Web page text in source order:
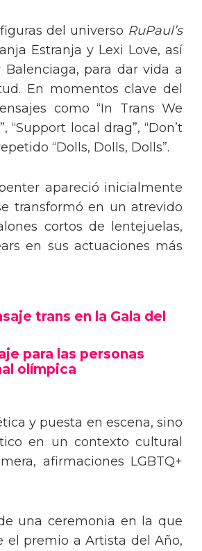
del universo RuPaul’s
Estranja y Lexi Love, así
para dar vida a
En momentos clave del
como “In Trans We
“Support local drag”, “Don’t
“Dolls, Dolls, Dolls”.
apareció inicialmente
transformó en un atrevido
cortos de lentejuelas,
en sus actuaciones más
trans en la Gala del
para las personas
olímpica
y puesta en escena, sino
en un contexto cultural
afirmaciones LGBTQ+
una ceremonia en la que
el premio a Artista del Año,